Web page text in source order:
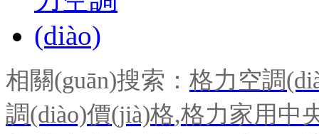
相關(guān)搜索： 格力空調
調(diào)價(jià)格,格力家用中